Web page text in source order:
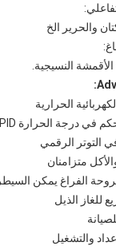
والحرير الخ
الأقمشة النسيجية.